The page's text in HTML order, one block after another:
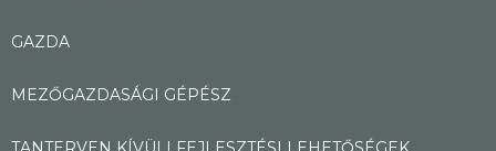
GAZDA
MEZŐGAZDASÁGI GÉPÉSZ